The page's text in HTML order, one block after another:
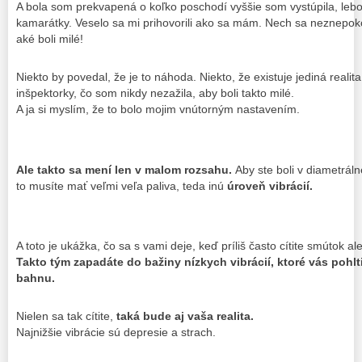
A bola som prekvapená o koľko poschodí vyššie som vystúpila,
kamarátky. Veselo sa mi prihovorili ako sa mám. Nech sa
aké boli milé!
Niekto by povedal, že je to náhoda. Niekto, že existuje jediná
inšpektorky, čo som nikdy nezažila, aby boli takto milé.
A ja si myslím, že to bolo mojim vnútorným nastavením.
Ale takto sa mení len v malom rozsahu. Aby ste boli v
to musíte mať veľmi veľa paliva, teda inú úroveň vibrácií.
A toto je ukážka, čo sa s vami deje, keď príliš často cítite smútok
Takto tým zapadáte do bažiny nízkych vibrácií, ktoré vás
bahnu.
Nielen sa tak cítite, taká bude aj vaša realita.
Najnižšie vibrácie sú depresie a strach.